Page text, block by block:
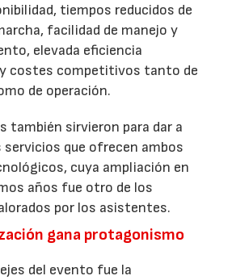
tiempos reducidos de
facilidad de manejo y
elevada eficiencia
costes competitivos tanto de
de operación.
también sirvieron para dar a
servicios que ofrecen ambos
cuya ampliación en
años fue otro de los
por los asistentes.
gana protagonismo
del evento fue la